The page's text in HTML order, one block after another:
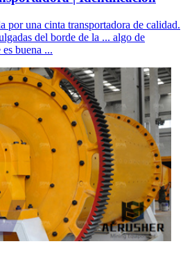
por una cinta transportadora de calidad.
del borde de la ... algo de
buena ...